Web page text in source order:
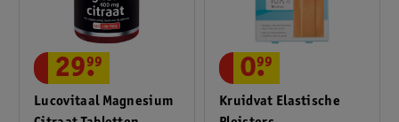
Lucovitaal Magnesium
29.
99
Kruidvat Elastische
0.
99